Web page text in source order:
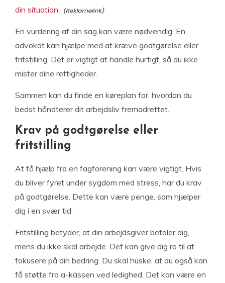
din situation.
En vurdering af din sag kan være nødvendig. En
advokat kan hjælpe med at kræve godtgørelse eller
fritstilling. Det er vigtigt at handle hurtigt, så du ikke
mister dine rettigheder.
Sammen kan du finde en køreplan for, hvordan du
bedst håndterer dit arbejdsliv fremadrettet.
Krav på godtgørelse eller
fritstilling
At få hjælp fra en fagforening kan være vigtigt. Hvis
du bliver fyret under sygdom med stress, har du krav
på godtgørelse. Dette kan være penge, som hjælper
dig i en svær tid.
Fritstilling betyder, at din arbejdsgiver betaler dig,
mens du ikke skal arbejde. Det kan give dig ro til at
fokusere på din bedring. Du skal huske, at du også kan
få støtte fra a-kassen ved ledighed. Det kan være en